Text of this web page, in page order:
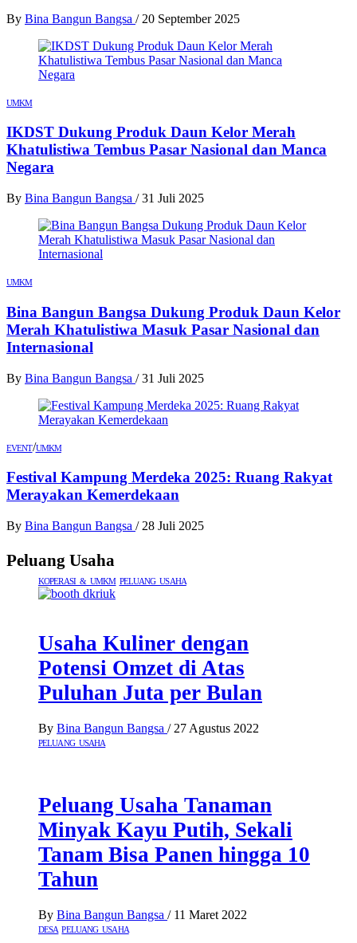
By Bina Bangun Bangsa / 20 September 2025
UMKM
IKDST Dukung Produk Daun Kelor Merah
Khatulistiwa Tembus Pasar Nasional dan Manca
Negara
By Bina Bangun Bangsa / 31 Juli 2025
UMKM
Bina Bangun Bangsa Dukung Produk Daun Kelor
Merah Khatulistiwa Masuk Pasar Nasional dan
Internasional
By Bina Bangun Bangsa / 31 Juli 2025
EVENT/UMKM
Festival Kampung Merdeka 2025: Ruang Rakyat
Merayakan Kemerdekaan
By Bina Bangun Bangsa / 28 Juli 2025
Peluang Usaha
KOPERASI & UMKM PELUANG USAHA
Usaha Kuliner dengan
Potensi Omzet di Atas
Puluhan Juta per Bulan
By Bina Bangun Bangsa / 27 Agustus 2022
PELUANG USAHA
Peluang Usaha Tanaman
Minyak Kayu Putih, Sekali
Tanam Bisa Panen hingga 10
Tahun
By Bina Bangun Bangsa / 11 Maret 2022
DESA PELUANG USAHA